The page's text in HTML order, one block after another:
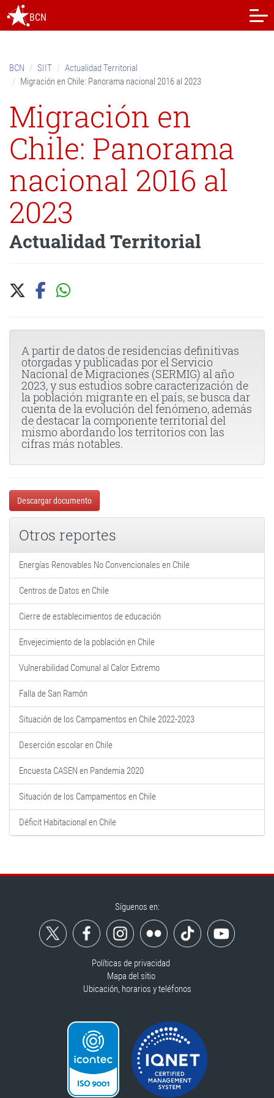
content.
navigation
BCN
BCN SIIT
Actualidad Territorial
Migración en Chile: Panorama nacional 2016 al 2023
Migración en
Chile: Panorama
nacional 2016 al
2023
Actualidad Territorial
A partir de datos de residencias definitivas
otorgadas y publicadas por el Servicio
Nacional de Migraciones (SERMIG) al año
2023, y sus estudios sobre caracterización de
la población migrante en el país, se busca dar
cuenta de la evolución del fenómeno, además
de destacar la componente territorial del
mismo abordando los territorios con las
cifras más notables.
Descargar documento
Otros reportes
Energías Renovables No Convencionales en Chile
Centros de Datos en Chile
Cierre de establecimientos de educación
Envejecimiento de la población en Chile
Vulnerabilidad Comunal al Calor Extremo
Falla de San Ramón
Situación de los Campamentos en Chile 2022-2023
Deserción escolar en Chile
Encuesta CASEN en Pandemia 2020
Situación de los Campamentos en Chile
Déficit Habitacional en Chile
Síguenos en:
Políticas de privacidad
Mapa del sitio
Ubicación, horarios y teléfonos